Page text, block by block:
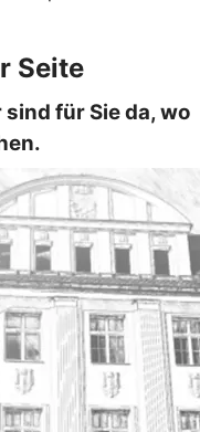
Seite
für Sie da, wo